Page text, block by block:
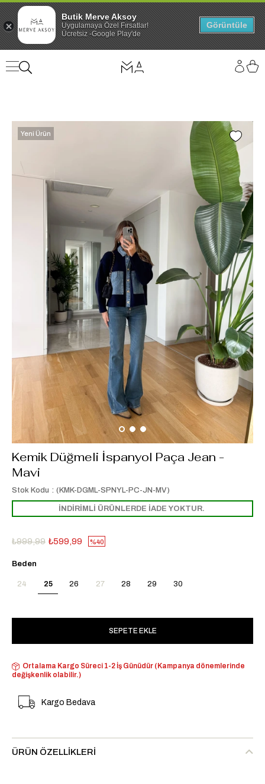
Yeni Ürün
Kemik Düğmeli İspanyol Paça Jean -
Mavi
Stok Kodu (KMK-DGML-SPNYL-PC-JN-MV)
İNDİRİMLİ ÜRÜNLERDE İADE YOKTUR.
₺999,99 ₺599,99 40
Beden
24 25 26 27 28 29 30
Ortalama Kargo Süreci 1-2 İş Günüdür (Kampanya dönemlerinde
değişkenlik olabilir.)
Kargo Bedava
ÜRÜN ÖZELLIKLERI
Butik Merve Aksoy
Uygulamaya Özel Fırsatlar!
Ücretsiz -Google Play'de
Görüntüle